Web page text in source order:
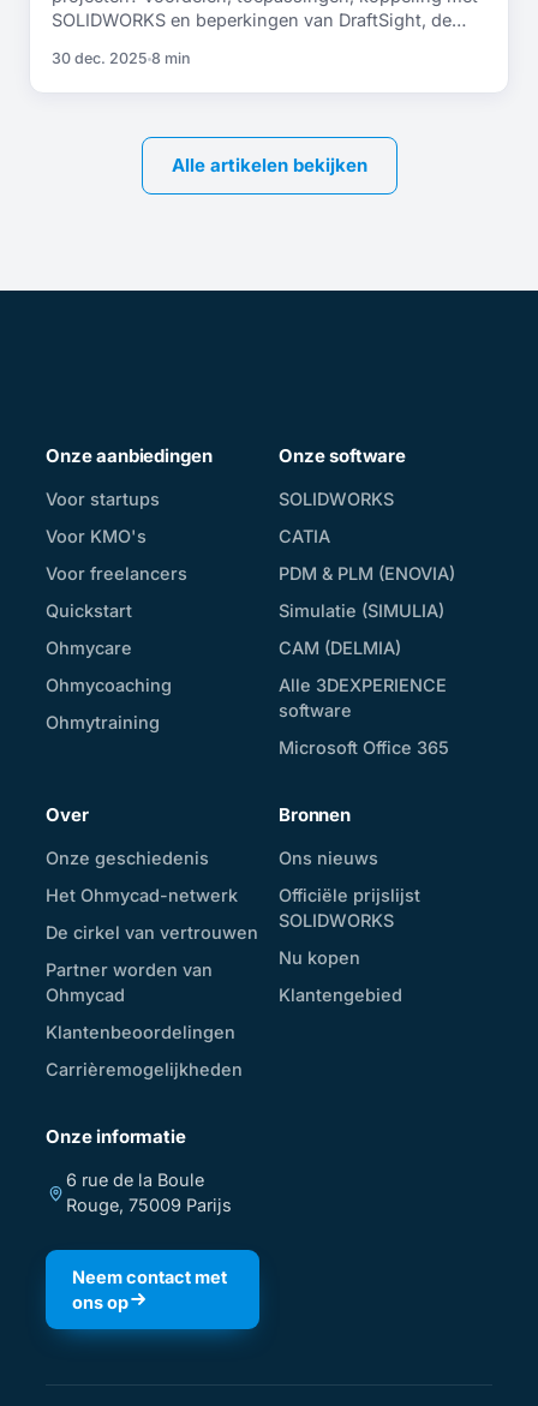
SOLIDWORKS en beperkingen van DraftSight, de…
30 dec. 2025 8 min
Alle artikelen bekijken
Onze aanbiedingen
Voor startups
Voor KMO's
Voor freelancers
Quickstart
Ohmycare
Ohmycoaching
Ohmytraining
Onze software
SOLIDWORKS
CATIA
PDM & PLM (ENOVIA)
Simulatie (SIMULIA)
CAM (DELMIA)
Alle 3DEXPERIENCE
software
Microsoft Office 365
Over
Onze geschiedenis
Het Ohmycad-netwerk
De cirkel van vertrouwen
Partner worden van
Ohmycad
Klantenbeoordelingen
Carrièremogelijkheden
Bronnen
Ons nieuws
Officiële prijslijst
SOLIDWORKS
Nu kopen
Klantengebied
Onze informatie
6 rue de la Boule
Rouge, 75009 Parijs
Neem contact met
ons op